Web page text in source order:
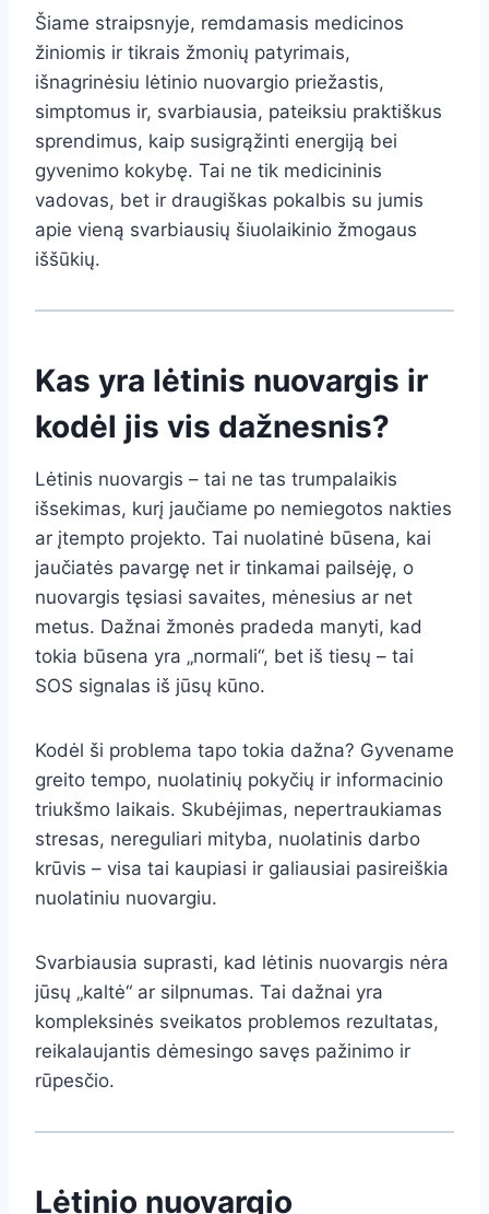
Šiame straipsnyje, remdamasis medicinos
žiniomis ir tikrais žmonių patyrimais,
išnagrinėsiu lėtinio nuovargio priežastis,
simptomus ir, svarbiausia, pateiksiu praktiškus
sprendimus, kaip susigrąžinti energiją bei
gyvenimo kokybę. Tai ne tik medicininis
vadovas, bet ir draugiškas pokalbis su jumis
apie vieną svarbiausių šiuolaikinio žmogaus
iššūkių.
Kas yra lėtinis nuovargis ir
kodėl jis vis dažnesnis?
Lėtinis nuovargis – tai ne tas trumpalaikis
išsekimas, kurį jaučiame po nemiegotos nakties
ar įtempto projekto. Tai nuolatinė būsena, kai
jaučiatės pavargę net ir tinkamai pailsėję, o
nuovargis tęsiasi savaites, mėnesius ar net
metus. Dažnai žmonės pradeda manyti, kad
tokia būsena yra „normali“, bet iš tiesų – tai
SOS signalas iš jūsų kūno.
Kodėl ši problema tapo tokia dažna? Gyvename
greito tempo, nuolatinių pokyčių ir informacinio
triukšmo laikais. Skubėjimas, nepertraukiamas
stresas, nereguliari mityba, nuolatinis darbo
krūvis – visa tai kaupiasi ir galiausiai pasireiškia
nuolatiniu nuovargiu.
Svarbiausia suprasti, kad lėtinis nuovargis nėra
jūsų „kaltė“ ar silpnumas. Tai dažnai yra
kompleksinės sveikatos problemos rezultatas,
reikalaujantis dėmesingo savęs pažinimo ir
rūpesčio.
Lėtinio nuovargio